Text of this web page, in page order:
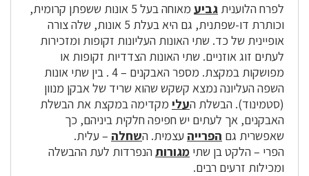
לפרח הלוענית גביע
מאוחה בעל 5 אונות ששפתן קרומית,
וכותרת דו-שפתנית, גם היא בעלת 5 אונות, שלה צורה
אופיינית של כד. שתי האונות העליונות זקופות ומזכירות
לעתים זוג אוזניים. שתי האונות הצדדיות זקופות או
מפושקות במקצת. מספר האבקנים – 4 . בין שתי אונות
השפה העליונה נמצא קשקש שהוא שריד של אבקן מנוון
(סטמינוד). הבשלת העלי מקדימה במקצת את הבשלת
האבקנים, אך לעתים יש חפיפה חלקית ביניהם, כך
שאפשרית גם הפרייה עצמית. השחלה – עלית.
הפרי – הלקט בן שתי מגורות הנפרדות לעת ההבשלה
ומכילות זרעים רבים.